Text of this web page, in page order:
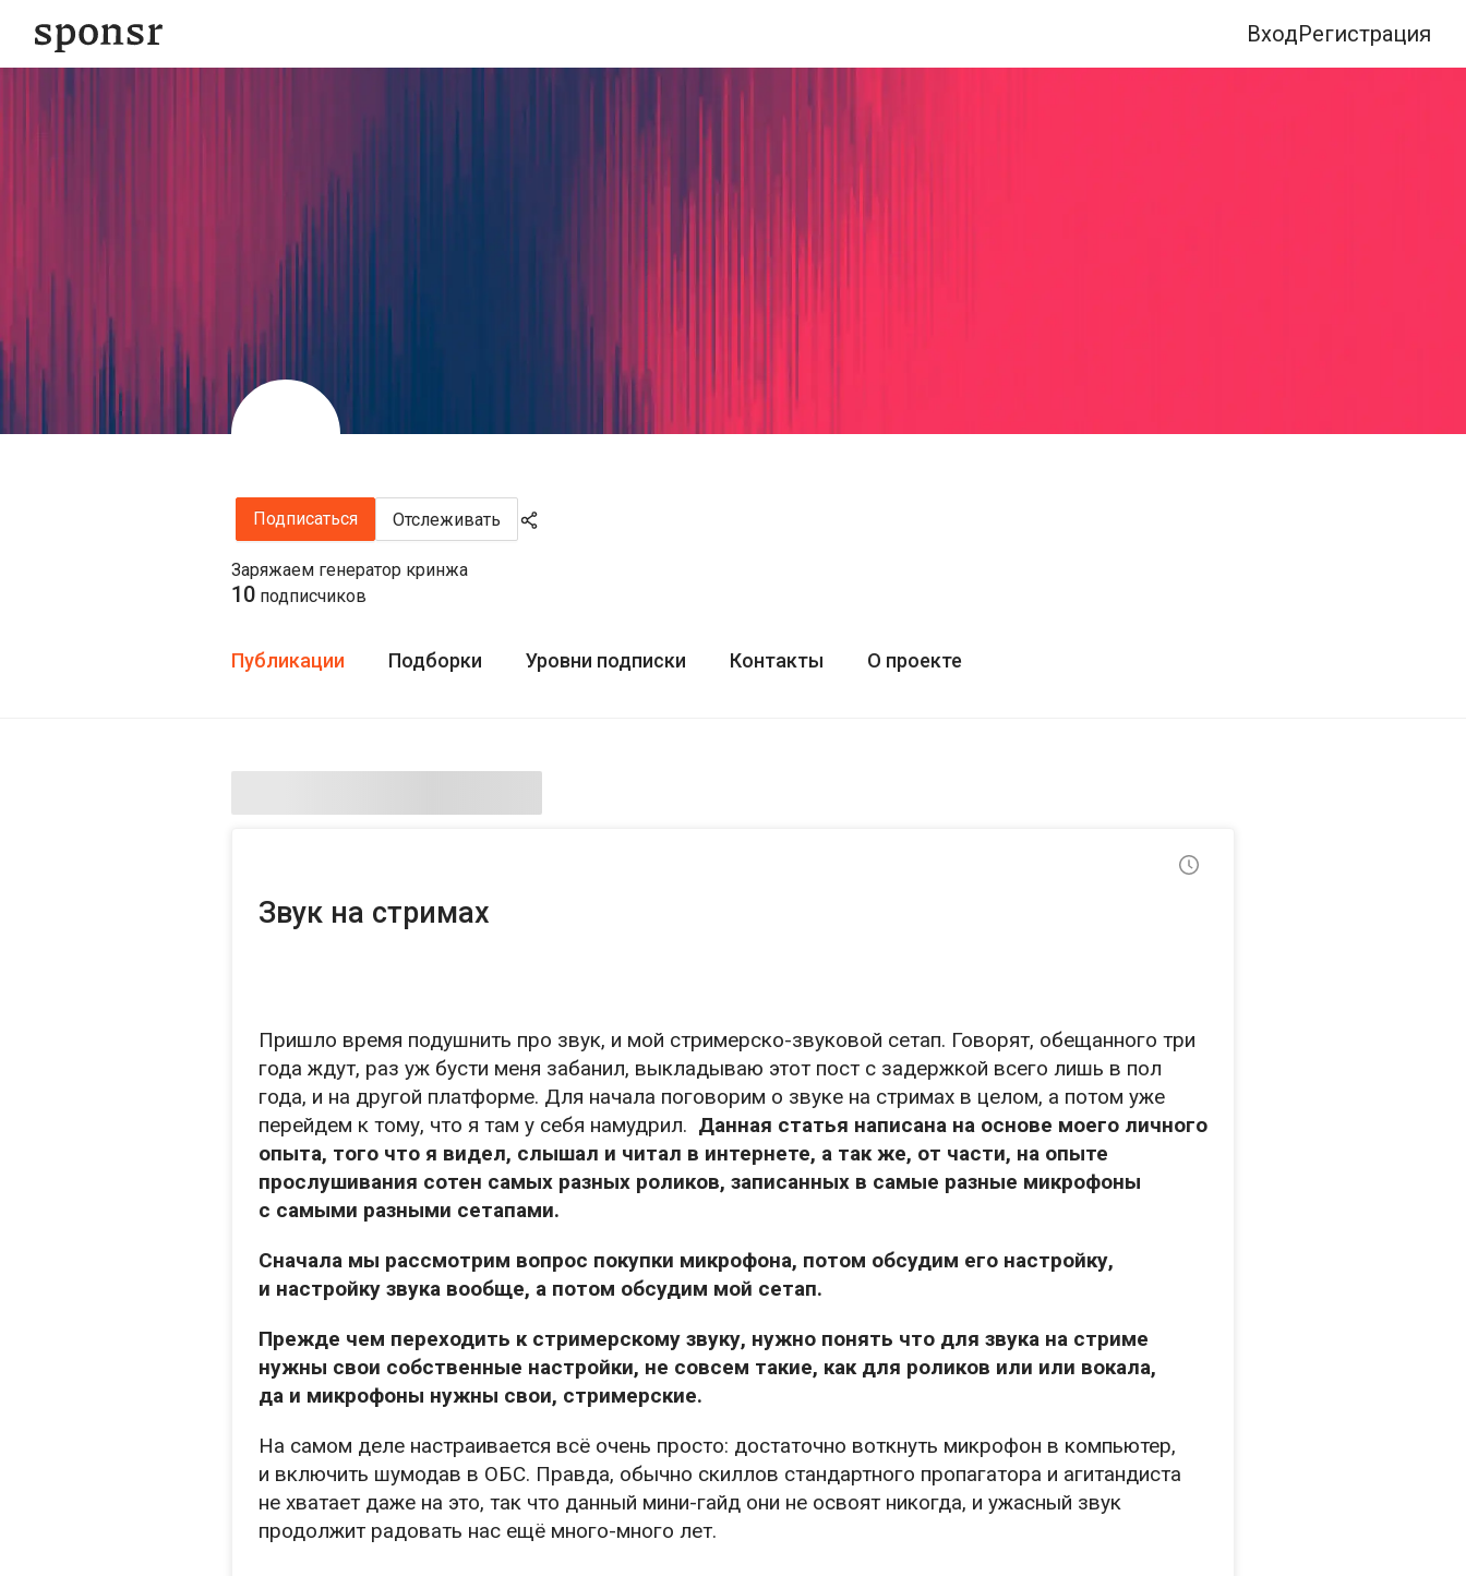
ВходРегистрация
Подписаться Отслеживать
Заряжаем генератор кринжа
10 подписчиков
Публикации Подборки Уровни подписки Контакты О проекте
Звук на стримах
Пришло время подушнить про звук, и мой стримерско-звуковой сетап. Говорят, обещанного три
года ждут, раз уж бусти меня забанил, выкладываю этот пост с задержкой всего лишь в пол
года, и на другой платформе. Для начала поговорим о звуке на стримах в целом, а потом уже
перейдем к тому, что я там у себя намудрил. Данная статья написана на основе моего личного
опыта, того что я видел, слышал и читал в интернете, а так же, от части, на опыте
прослушивания сотен самых разных роликов, записанных в самые разные микрофоны
с самыми разными сетапами.
Сначала мы рассмотрим вопрос покупки микрофона, потом обсудим его настройку,
и настройку звука вообще, а потом обсудим мой сетап.
Прежде чем переходить к стримерскому звуку, нужно понять что для звука на стриме
нужны свои собственные настройки, не совсем такие, как для роликов или или вокала,
да и микрофоны нужны свои, стримерские.
На самом деле настраивается всё очень просто: достаточно воткнуть микрофон в компьютер,
и включить шумодав в ОБС. Правда, обычно скиллов стандартного пропагатора и агитандиста
не хватает даже на это, так что данный мини-гайд они не освоят никогда, и ужасный звук
продолжит радовать нас ещё много-много лет.